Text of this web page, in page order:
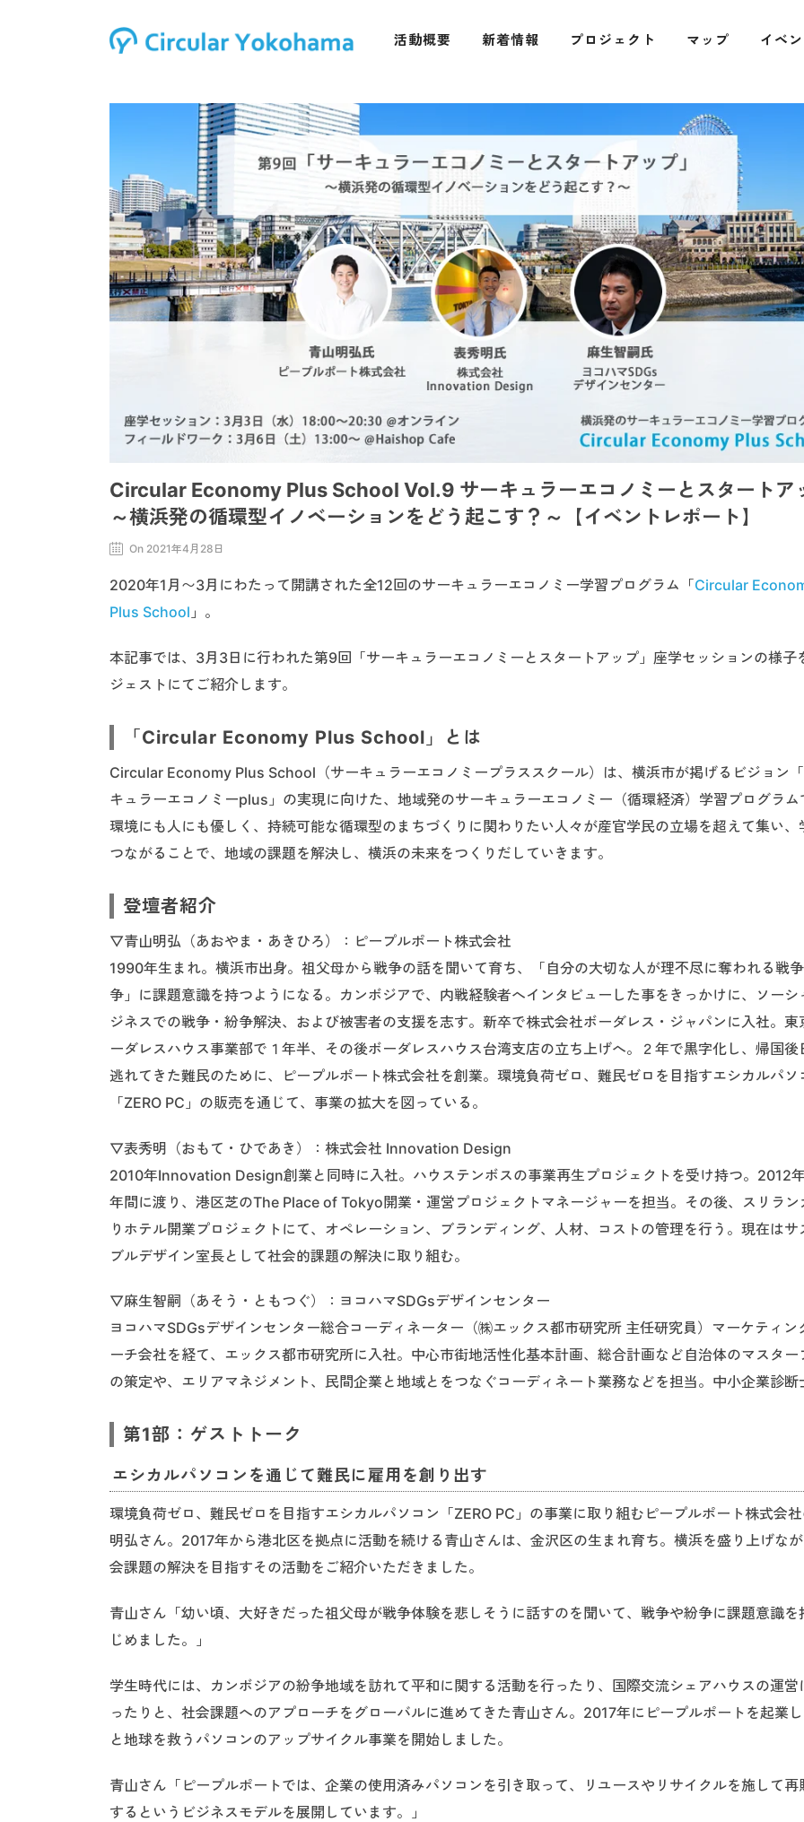
活動概要 新着情報 プロジェクト マップ イベ
Circular Economy Plus School Vol.9 サーキュラーエコノミーとスタートア
～横浜発の循環型イノベーションをどう起こす？～【イベントレポート】
On 2021年4月28日
2020年1月〜3月にわたって開講された全12回のサーキュラーエコノミー学習プログラム「Circular
Plus School 」。
本記事では、3月3日に行われた第9回「サーキュラーエコノミーとスタートアップ」座学セッションの様子
ジェストにてご紹介します。
「Circular Economy Plus School」とは
Circular Economy Plus School（サーキュラーエコノミープラススクール）は、横浜市が掲げるビジョン
キュラーエコノミーplus」の実現に向けた、地域発のサーキュラーエコノミー（循環経済）学習プログラム
環境にも人にも優しく、持続可能な循環型のまちづくりに関わりたい人々が産官学民の立場を超えて集い、
つながることで、地域の課題を解決し、横浜の未来をつくりだしていきます。
登壇者紹介
▽青山明弘（あおやま・あきひろ）：ピープルポート株式会社
1990年生まれ。横浜市出身。祖父母から戦争の話を聞いて育ち、「自分の大切な人が理不尽に奪われる戦
争」に課題意識を持つようになる。カンボジアで、内戦経験者へインタビューした事をきっかけに、ソーシ
ジネスでの戦争・紛争解決、および被害者の支援を志す。新卒で株式会社ボーダレス・ジャパンに入社。東
ーダレスハウス事業部で１年半、その後ボーダレスハウス台湾支店の立ち上げへ。２年で黒字化し、帰国後
逃れてきた難民のために、ピープルポート株式会社を創業。環境負荷ゼロ、難民ゼロを目指すエシカルパソ
「ZERO PC」の販売を通じて、事業の拡大を図っている。
▽表秀明（おもて・ひであき）：株式会社 Innovation Design
2010年Innovation Design創業と同時に入社。ハウステンボスの事業再生プロジェクトを受け持つ。2012
年間に渡り、港区芝のThe Place of Tokyo開業・運営プロジェクトマネージャーを担当。その後、スリラン
りホテル開業プロジェクトにて、オペレーション、ブランディング、人材、コストの管理を行う。現在はサ
ブルデザイン室長として社会的課題の解決に取り組む。
▽麻生智嗣（あそう・ともつぐ）：ヨコハマSDGsデザインセンター
ヨコハマSDGsデザインセンター総合コーディネーター（㈱エックス都市研究所 主任研究員）マーケティン
ーチ会社を経て、エックス都市研究所に入社。中心市街地活性化基本計画、総合計画など自治体のマスター
の策定や、エリアマネジメント、民間企業と地域とをつなぐコーディネート業務などを担当。中小企業診断
第1部：ゲストトーク
エシカルパソコンを通じて難民に雇用を創り出す
環境負荷ゼロ、難民ゼロを目指すエシカルパソコン「ZERO PC」の事業に取り組むピープルポート株式会
明弘さん。2017年から港北区を拠点に活動を続ける青山さんは、金沢区の生まれ育ち。横浜を盛り上げな
会課題の解決を目指すその活動をご紹介いただきました。
青山さん「幼い頃、大好きだった祖父母が戦争体験を悲しそうに話すのを聞いて、戦争や紛争に課題意識を
じめました。」
学生時代には、カンボジアの紛争地域を訪れて平和に関する活動を行ったり、国際交流シェアハウスの運営
ったりと、社会課題へのアプローチをグローバルに進めてきた青山さん。2017年にピープルポートを起業
と地球を救うパソコンのアップサイクル事業を開始しました。
青山さん「ピープルポートでは、企業の使用済みパソコンを引き取って、リユースやリサイクルを施して再
するというビジネスモデルを展開しています。」